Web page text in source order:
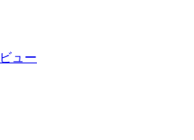
ュー